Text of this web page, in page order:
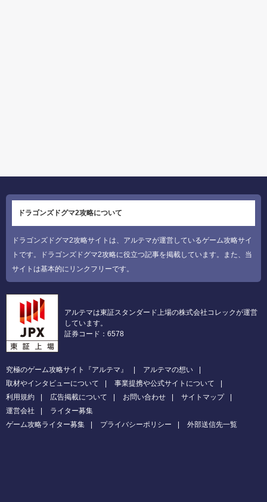
ドラゴンズドグマ2攻略について
ドラゴンズドグマ2攻略サイトは、アルテマが運営しているゲーム攻略サイ
トです。ドラゴンズドグマ2攻略に役立つ記事を掲載しています。また、当
サイトは基本的にリンクフリーです。
アルテマは東証スタンダード上場の株式会社コレックが運営
しています。
証券コード：6578
究極のゲーム攻略サイト『アルテマ』
アルテマの想い
取材やインタビューについて
事業提携や公式サイトについて
利用規約
広告掲載について お問い合わせ
サイトマップ
運営会社
ライター募集
ゲーム攻略ライター募集
プライバシーポリシー 外部送信先一覧